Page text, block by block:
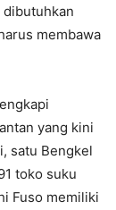
dibutuhkan
membawa
yang kini
satu Bengkel
toko suku
Fuso memiliki